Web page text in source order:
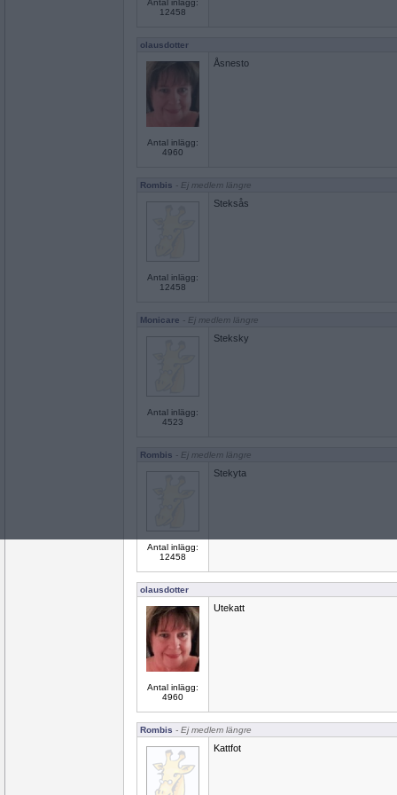
Antal inlägg:
12458
olausdotter
Antal inlägg:
4960
Åsnesto
Rombis - Ej medlem längre
Antal inlägg:
12458
Steksås
Monicare - Ej medlem längre
Antal inlägg:
4523
Steksky
Rombis - Ej medlem längre
Antal inlägg:
12458
Stekyta
olausdotter
Antal inlägg:
4960
Utekatt
Rombis - Ej medlem längre
Kattfot